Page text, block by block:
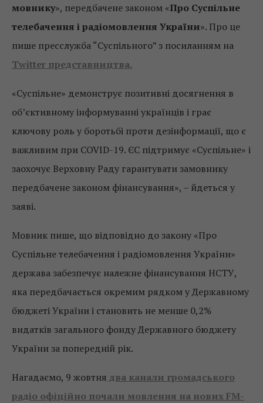
мовнику», передбачене законом «Про Суспільне
телебачення і радіомовлення України». Про це
пише пресслужба “Суспільного” з посиланням на
Twitter представництва.
«Суспільне» демонструє позитивні досягнення в
об’єктивному інформуванні українців і грає
ключову роль у боротьбі проти дезінформації, що є
важливим при COVID-19. ЄС підтримує «Суспільне» і
заохочує Верховну Раду гарантувати замовнику
передбачене законом фінансування», – йдеться у
заяві.
Мовник пише, що відповідно до закону «Про
Суспільне телебачення і радіомовлення України»
держава забезпечує належне фінансування НСТУ,
яка передбачається окремим рядком у Державному
бюджеті України і становить не менше 0,2%
видатків загального фонду Державного бюджету
України за попередній рік.
Нагадаємо, 9 жовтня два канали громадського
радіо офіційно почали мовлення на нових FM-